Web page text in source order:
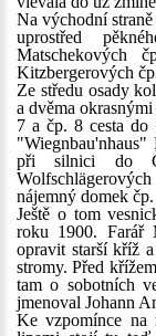
Na východní
uprostřed
Matschekových
Kitzbergerových
Ze středu osady
a dvěma
7 a čp. 8 cesta
při silnici do
nájemný domek
Ještě o tom
roku 1900. Farář
opravit starší kříž
stromy. Před
tam o sobotních
jmenoval Johann
Ke vzpomínce na